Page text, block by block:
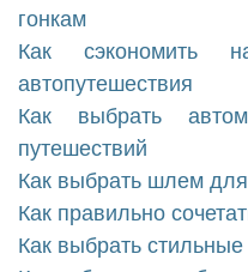
гонкам
Как сэкономить
автопутешествия
Как выбрать
путешествий
Как выбрать шлем для
Как правильно
Как выбрать